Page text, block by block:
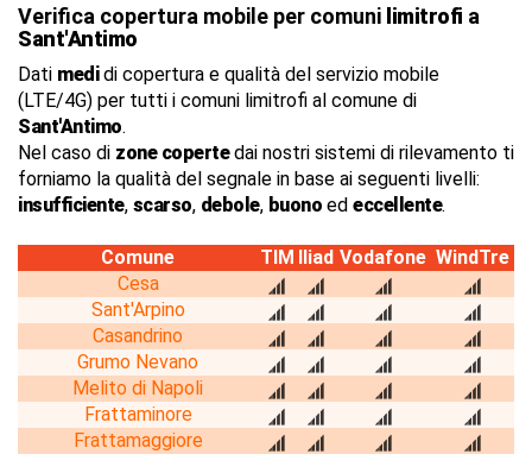
Verifica copertura mobile per comuni limitrofi a
Sant'Antimo
Dati medidi copertura e qualità del servizio mobile
(LTE/4G) per tutti i comuni limitrofi al comune di
Sant'Antimo.
Nel caso di zone copertedai nostri sistemi di rilevamento ti
forniamo la qualità del segnale in base ai seguenti livelli:
insufficiente, scarso, debole, buono ed eccellente.
Comune TIM Iliad Vodafone WindTre
Cesa
Sant'Arpino
Casandrino
Grumo Nevano
Melito di Napoli
Frattaminore
Frattamaggiore